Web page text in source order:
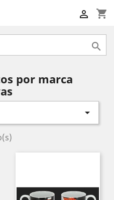
shopping_cart


por marca
